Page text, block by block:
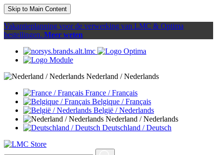
Skip to Main Content
Vakantieplanning voor de verwerking van LMC & Optima
bestellingen. Meer weten
Nederland / Nederlands
France / Français
Belgique / Français
België / Nederlands
Nederland / Nederlands
Deutschland / Deutsch